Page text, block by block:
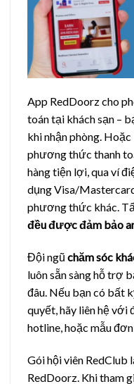
App RedDoorz cho
toán tại khách sạn –
khi nhận phòng.
phương thức thanh
hàng tiện lợi, qua ví
dụng Visa/
phương thức khác.
đều được đảm bảo
Đội ngũ chăm sóc
luôn sẵn sàng hỗ trợ
đâu. Nếu bạn có bất
quyết, hãy liên hệ với
hotline, hoặc mẫu
Gói hội viên
RedDoorz. Khi tham